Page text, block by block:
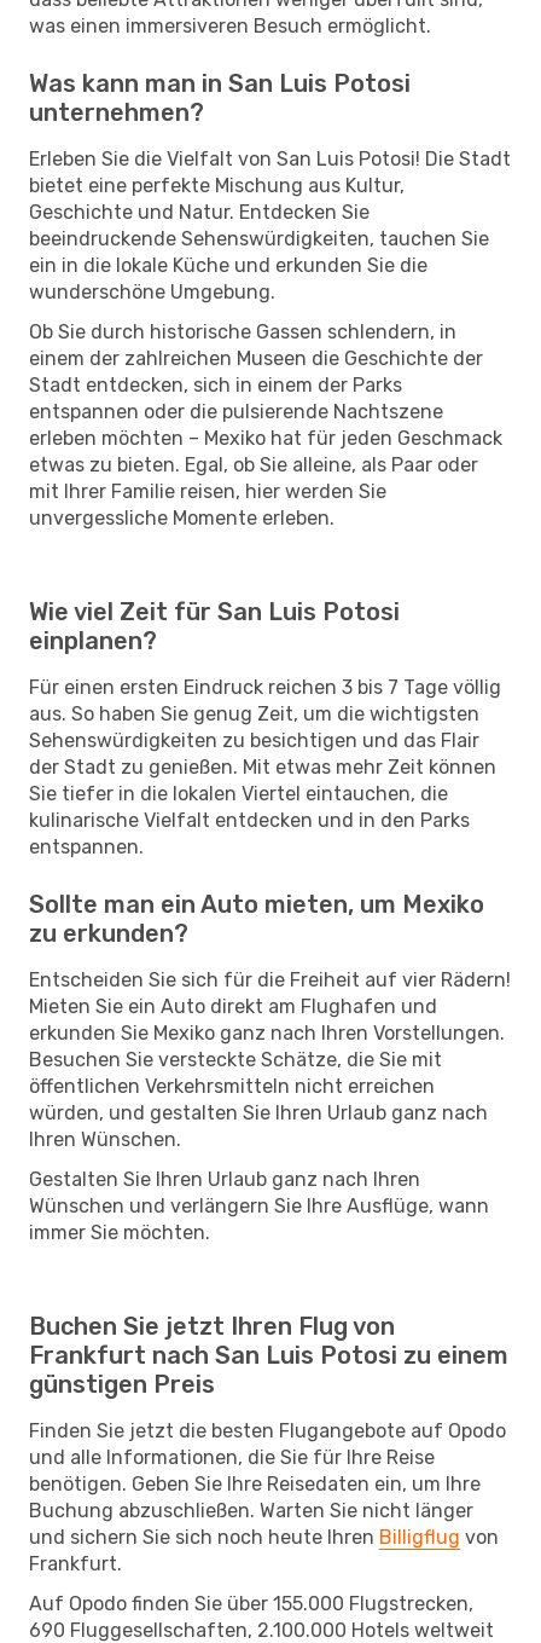
was einen immersiveren Besuch ermöglicht.
Was kann man in San Luis Potosi
unternehmen?
Erleben Sie die Vielfalt von San Luis Potosi! Die Stadt
bietet eine perfekte Mischung aus Kultur,
Geschichte und Natur. Entdecken Sie
beeindruckende Sehenswürdigkeiten, tauchen Sie
ein in die lokale Küche und erkunden Sie die
wunderschöne Umgebung.
Ob Sie durch historische Gassen schlendern, in
einem der zahlreichen Museen die Geschichte der
Stadt entdecken, sich in einem der Parks
entspannen oder die pulsierende Nachtszene
erleben möchten – Mexiko hat für jeden Geschmack
etwas zu bieten. Egal, ob Sie alleine, als Paar oder
mit Ihrer Familie reisen, hier werden Sie
unvergessliche Momente erleben.
Wie viel Zeit für San Luis Potosi
einplanen?
Für einen ersten Eindruck reichen 3 bis 7 Tage völlig
aus. So haben Sie genug Zeit, um die wichtigsten
Sehenswürdigkeiten zu besichtigen und das Flair
der Stadt zu genießen. Mit etwas mehr Zeit können
Sie tiefer in die lokalen Viertel eintauchen, die
kulinarische Vielfalt entdecken und in den Parks
entspannen.
Sollte man ein Auto mieten, um Mexiko
zu erkunden?
Entscheiden Sie sich für die Freiheit auf vier Rädern!
Mieten Sie ein Auto direkt am Flughafen und
erkunden Sie Mexiko ganz nach Ihren Vorstellungen.
Besuchen Sie versteckte Schätze, die Sie mit
öffentlichen Verkehrsmitteln nicht erreichen
würden, und gestalten Sie Ihren Urlaub ganz nach
Ihren Wünschen.
Gestalten Sie Ihren Urlaub ganz nach Ihren
Wünschen und verlängern Sie Ihre Ausflüge, wann
immer Sie möchten.
Buchen Sie jetzt Ihren Flug von
Frankfurt nach San Luis Potosi zu einem
günstigen Preis
Finden Sie jetzt die besten Flugangebote auf Opodo
und alle Informationen, die Sie für Ihre Reise
benötigen. Geben Sie Ihre Reisedaten ein, um Ihre
Buchung abzuschließen. Warten Sie nicht länger
und sichern Sie sich noch heute Ihren Billigflug von
Frankfurt.
Auf Opodo finden Sie über 155.000 Flugstrecken,
690 Fluggesellschaften, 2.100.000 Hotels weltweit